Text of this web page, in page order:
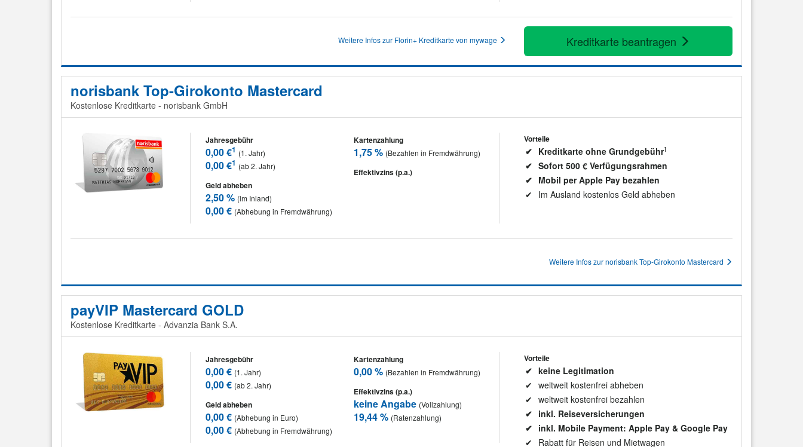
Kreditkarte beantragen
Weitere Infos zur Florin+ Kreditkarte von mywage
norisbank Top-Girokonto Mastercard
Kostenlose Kreditkarte - norisbank GmbH
Jahresgebühr
0,00 €1 (1. Jahr)
0,00 €1 (ab 2. Jahr)
Geld abheben
2,50 % (im Inland)
0,00 € (Abhebung in Fremdwährung)
Kartenzahlung
1,75 % (Bezahlen in Fremdwährung)
Effektivzins (p.a.)
Vorteile
Kreditkarte ohne Grundgebühr1
Sofort 500 € Verfügungsrahmen
Mobil per Apple Pay bezahlen
Im Ausland kostenlos Geld abheben
Weitere Infos zur norisbank Top-Girokonto Mastercard
payVIP Mastercard GOLD
Kostenlose Kreditkarte - Advanzia Bank S.A.
Jahresgebühr
0,00 € (1. Jahr)
0,00 € (ab 2. Jahr)
Geld abheben
0,00 € (Abhebung in Euro)
0,00 € (Abhebung in Fremdwährung)
Kartenzahlung
0,00 % (Bezahlen in Fremdwährung)
Effektivzins (p.a.)
keine Angabe (Vollzahlung)
19,44 % (Ratenzahlung)
Vorteile
keine Legitimation
weltweit kostenfrei abheben
weltweit kostenfrei bezahlen
inkl. Reiseversicherungen
inkl. Mobile Payment: Apple Pay & Google Pay
Rabatt für Reisen und Mietwagen